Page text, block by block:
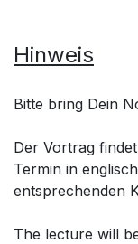
Hinweis
Bitte bring Dein
Der Vortrag
Termin in
entsprechenden
The lecture will